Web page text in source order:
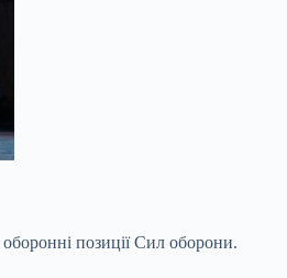
позиції Сил оборони.